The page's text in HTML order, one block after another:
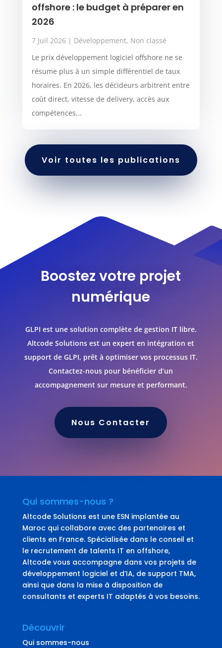
offshore : le budget à préparer en
2026
7 Juil 2026| Développement, Non classé
Le prix développement logiciel offshore ne se
résume plus à un simple différentiel de taux
horaires. En 2026, les décideurs arbitrent entre
coût direct, vitesse de delivery, accès aux
compétences...
Voir toutes les publications
Boostez votre projet
numérique
GLPI est une solution complète de gestion IT libre.
Altcode Solutions est un expert en intégration et
support de GLPI, prêt à optimiser vos processus IT.
Contactez-nous pour bénéficier d’un
accompagnement sur mesure et performant.
Nous Contacter
Qui sommes-nous ?
Altcode Solutions est une ESN implantée au
Maroc qui collabore avec des partenaires et
clients en France. Spécialisée dans le conseil et
le recrutement de talents IT en offshore,
Altcode vous accompagne dans vos projets de
développement logiciel et d’IA, de support TMA,
ainsi que dans la mise à disposition de
consultants et experts IT adaptés à vos besoins.
Découvrir
Qui sommes-nous